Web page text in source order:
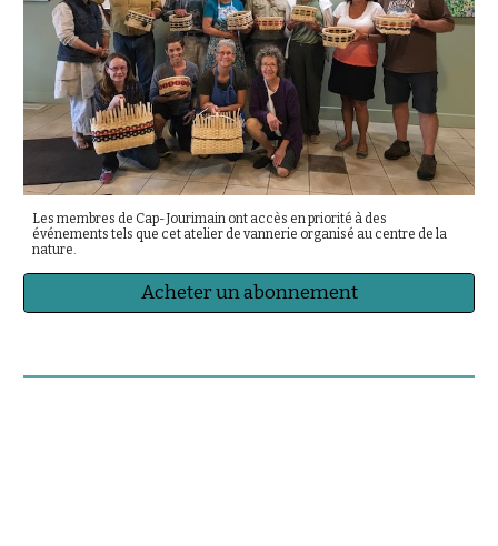
Les membres de Cap-Jourimain ont accès en priorité à des
événements tels que cet atelier de vannerie organisé au centre de la
nature.
Acheter un abonnement